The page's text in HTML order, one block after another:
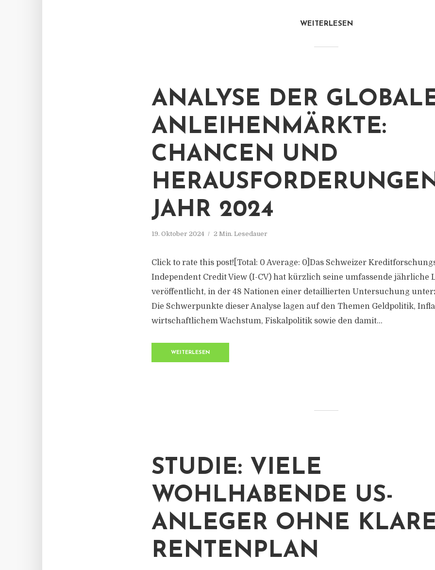
WEITERLESEN
ANALYSE DER
ANLEIHENMÄRKTE:
CHANCEN UND
JAHR 2024
19. Oktober 2024 2 Min. Lesedauer
Click to rate this post![Total: 0 Average: 0]Das Schweizer
Independent Credit View (I-CV) hat kürzlich seine umfassende jährliche
veröffentlicht, in der 48 Nationen einer detaillierten Untersuchung
Die Schwerpunkte dieser Analyse lagen auf den Themen Geldpolitik,
wirtschaftlichem Wachstum, Fiskalpolitik sowie den damit...
WEITERLESEN
STUDIE: VIELE
WOHLHABENDE US-
ANLEGER OHNE
RENTENPLAN